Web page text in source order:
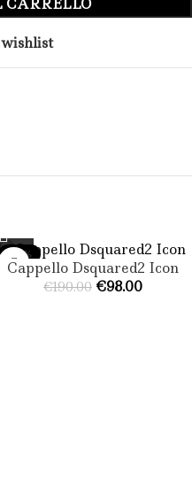
-48%
Cappello Dsquared2 Icon
€190.00 €98.00